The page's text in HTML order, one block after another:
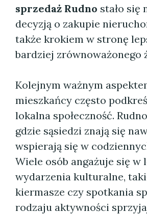
sprzedaż Rudno stało się
decyzją o zakupie
także krokiem w stronę
bardziej zrównoważonego
Kolejnym ważnym
mieszkańcy często
lokalna społeczność.
gdzie sąsiedzi znają się
wspierają się w
Wiele osób angażuje się w
wydarzenia kulturalne,
kiermasze czy spotkania
rodzaju aktywności